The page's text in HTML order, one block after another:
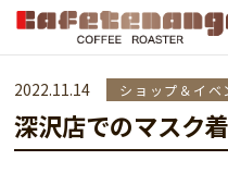
2022.11.14 ショップ＆イベ
深沢店でのマスク